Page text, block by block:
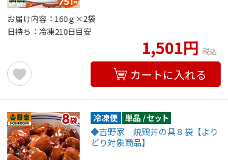
お届け内容：160ｇ×2袋
日持ち：冷凍210日目安
1,501円 税込
カートに入れる
◆吉野家 焼鶏丼の具８袋【より
どり対象商品】